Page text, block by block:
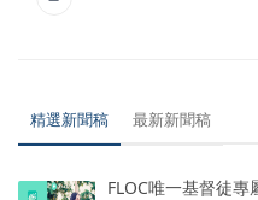
精選新聞稿 最新新聞稿
FLOC唯一基督徒